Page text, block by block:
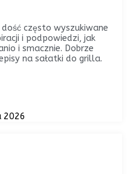
często wyszukiwane
i podpowiedzi, jak
i smacznie. Dobrze
na sałatki do grilla.
2026